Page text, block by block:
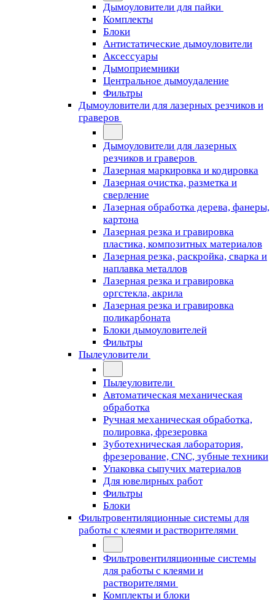
Дымоуловители для пайки
Комплекты
Блоки
Антистатические дымоуловители
Аксессуары
Дымоприемники
Центральное дымоудаление
Фильтры
Дымоуловители для лазерных резчиков и
граверов
Дымоуловители для лазерных
резчиков и граверов
Лазерная маркировка и кодировка
Лазерная очистка, разметка и
сверление
Лазерная обработка дерева, фанеры,
картона
Лазерная резка и гравировка
пластика, композитных материалов
Лазерная резка, раскройка, сварка и
наплавка металлов
Лазерная резка и гравировка
оргстекла, акрила
Лазерная резка и гравировка
поликарбоната
Блоки дымоуловителей
Фильтры
Пылеуловители
Пылеуловители
Автоматическая механическая
обработка
Ручная механическая обработка,
полировка, фрезеровка
Зуботехническая лаборатория,
фрезерование, CNC, зубные техники
Упаковка сыпучих материалов
Для ювелирных работ
Фильтры
Блоки
Фильтровентиляционные системы для
работы с клеями и растворителями
Фильтровентиляционные системы
для работы с клеями и
растворителями
Комплекты и блоки